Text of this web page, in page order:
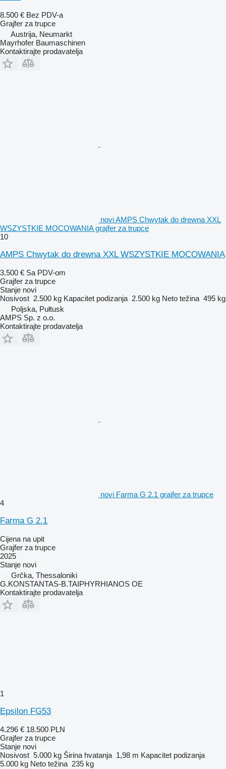
8.500 € Bez PDV-a
Grajfer za trupce
Austrija, Neumarkt
Mayrhofer Baumaschinen
Kontaktirajte prodavatelja
novi AMPS Chwytak do drewna XXL
WSZYSTKIE MOCOWANIA grajfer za trupce
10
AMPS Chwytak do drewna XXL WSZYSTKIE MOCOWANIA
3.500 € Sa PDV-om
Grajfer za trupce
Stanje novi
Nosivost 2.500 kg Kapacitet podizanja 2.500 kg Neto težina 495 kg
Poljska, Pułtusk
AMPS Sp. z o.o.
Kontaktirajte prodavatelja
novi Farma G 2.1 grajfer za trupce
4
Farma G 2.1
Cijena na upit
Grajfer za trupce
2025
Stanje novi
Grčka, Thessaloniki
G.KONSTANTAS-B.TAIPHYRHIANOS OE
Kontaktirajte prodavatelja
1
Epsilon FG53
4.296 € 18.500 PLN
Grajfer za trupce
Stanje novi
Nosivost 5.000 kg Širina hvatanja 1,98 m Kapacitet podizanja
5.000 kg Neto težina 235 kg